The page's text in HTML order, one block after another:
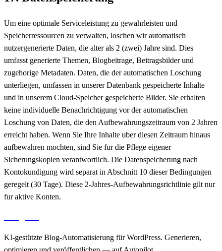
Um eine optimale Serviceleistung zu gewahrleisten und
Speicherressourcen zu verwalten, loschen wir automatisch
nutzergenerierte Daten, die alter als 2 (zwei) Jahre sind. Dies
umfasst generierte Themen, Blogbeitrage, Beitragsbilder und
zugehorige Metadaten. Daten, die der automatischen Loschung
unterliegen, umfassen in unserer Datenbank gespeicherte Inhalte
und in unserem Cloud-Speicher gespeicherte Bilder. Sie erhalten
keine individuelle Benachrichtigung vor der automatischen
Loschung von Daten, die den Aufbewahrungszeitraum von 2 Jahren
erreicht haben. Wenn Sie Ihre Inhalte uber diesen Zeitraum hinaus
aufbewahren mochten, sind Sie fur die Pflege eigener
Sicherungskopien verantwortlich. Die Datenspeicherung nach
Kontokundigung wird separat in Abschnitt 10 dieser Bedingungen
geregelt (30 Tage). Diese 2-Jahres-Aufbewahrungsrichtlinie gilt nur
fur aktive Konten.
KI-gestützte Blog-Automatisierung für WordPress. Generieren,